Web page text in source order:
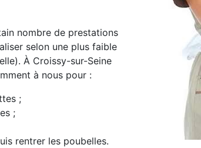
nombre de prestations
selon une plus faible
À Croissy-sur-Seine
à nous pour :
;
;
rentrer les poubelles.